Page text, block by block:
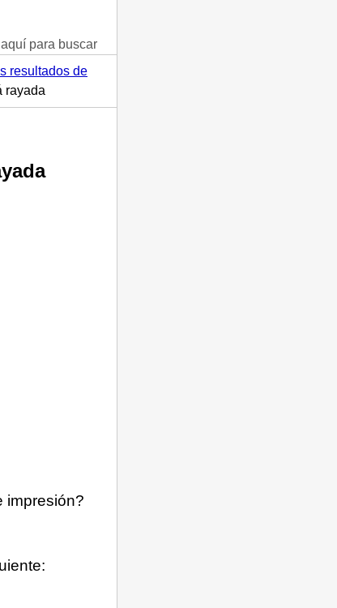
para buscar
resultados de
rayada
impresión?